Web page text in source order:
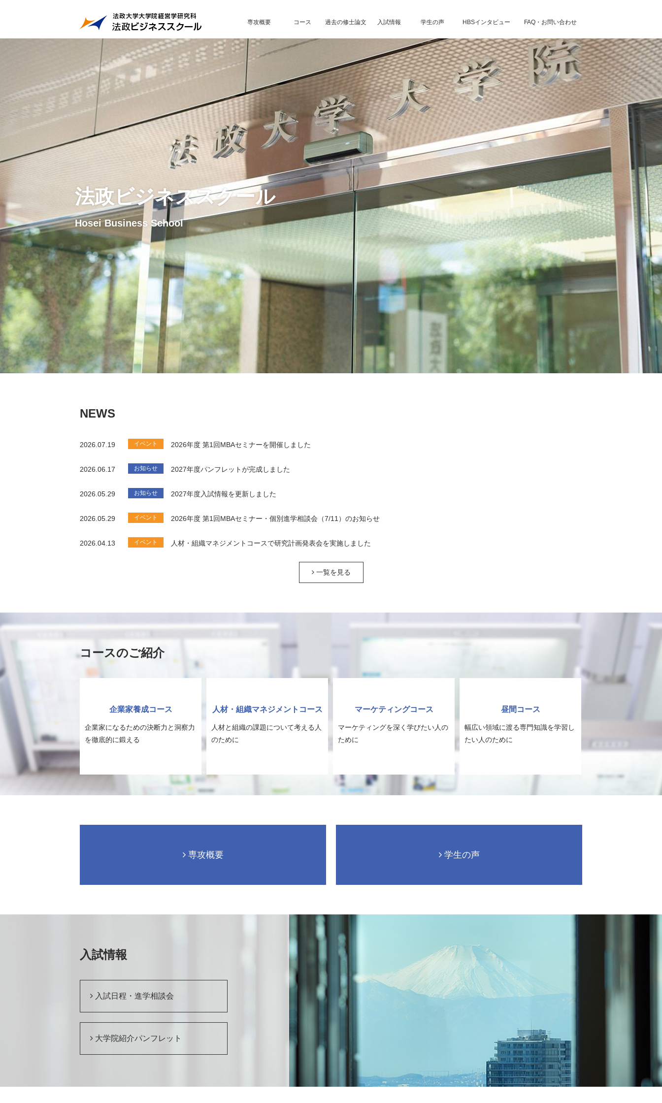
専攻概要 コース 過去の修士論文 入試情報 学生の声 HBSインタビュー FAQ・お問い合わせ
法政ビジネススクール
Hosei Business School
NEWS
2026.07.19 イベント 2026年度 第1回MBAセミナーを開催しました
2026.06.17 お知らせ 2027年度パンフレットが完成しました
2026.05.29 お知らせ 2027年度入試情報を更新しました
2026.05.29 イベント 2026年度 第1回MBAセミナー・個別進学相談会（7/11）のお知らせ
2026.04.13 イベント 人材・組織マネジメントコースで研究計画発表会を実施しました
一覧を見る
コースのご紹介
企業家養成コース
企業家になるための決断力と洞察力
を徹底的に鍛える
人材・組織マネジメントコース
人材と組織の課題について考える人
のために
マーケティングコース
マーケティングを深く学びたい人の
ために
昼間コース
幅広い領域に渡る専門知識を学習し
たい人のために
専攻概要 学生の声
入試情報
入試日程・進学相談会
大学院紹介パンフレット